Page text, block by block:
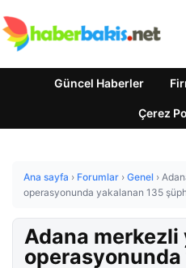
Güncel Haberler
Çerez
Ana sayfa › Forumlar › Genel ›
operasyonunda yakalanan 135
Adana merkezli